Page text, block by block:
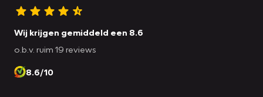
Wij krijgen gemiddeld een 8.6
o.b.v. ruim 19 reviews
8.6/10